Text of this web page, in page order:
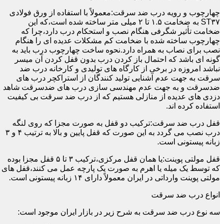
چهارچوب و رویه درب ضد سرقت:معمولاً با استفاده از ورق فولادی
ST۳۷ به ضخامت ۱.۵ تا ۲ میلی متر ساخته شده است،که این
ضخامت تأثیر شگرفی هنگام نصب و استحکام درب دارد،چرا که
چهارچوب ساخته شده با ضخامت کم مشکلات عدیده ای را هنگام
نصب برای نصاب به همراه دارد.نحوه ساخت چهارچوب درب باید به
گونه ای باشد که احتمال باز کردن درب بدون قفل کردن آن میسر
نباشد امروزه در برخی از کارگاه های تولیدی و کارخانه درب ضد
سرقت به جهت عدم آشنایی تولید کنندگان از استراکچر درب های
ضدسرقت و به جهت عدم مهندسی سازی درب های ضدسرقت شاهد
دزدی های عدیده از منازلی هستیم که از درب ضد سرقت بی کیفیت
استفاده کرده اند.
قفل درب ضد سرقت:ترکیب دو قفل به صورت مجزا که روی لنگه
درب نصب می گردد به این صورت که قفل پایین و بالا به ترتیب ۴ و ۳
زبانه پیستونی است.
قفل مولتی پوینت:یا همان قفل مرکزی،ترکیب ۳ تا ۵ قفل مجزا بوده
که توسط یک میله یا اهرم به صورت یک پارچه عمل می کنند،قفل های
مولتی پوینت وارداتی در ایران معمولاً دارای ۱۴ زبانه پیستونی است.
انواع درب ضد سرقت
سه نوع درب ضد سرقت به شرح زیر در بازار ایران موجود است: